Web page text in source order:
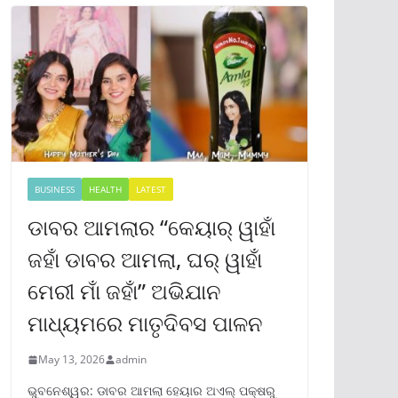
BUSINESS HEALTH LATEST
ଡାବର ଆମଲାର “କେୟାର୍ ୱାହାଁ
ଜହାଁ ଡାବର ଆମଲା, ଘର୍ ୱାହାଁ
ମେରୀ ମାଁ ଜହାଁ” ଅଭିଯାନ
ମାଧ୍ୟମରେ ମାତୃଦିବସ ପାଳନ
May 13, 2026 admin
ଭୁବନେଶ୍ୱର: ଡାବର ଆମଲା ହେୟାର ଅଏଲ୍ ପକ୍ଷରୁ